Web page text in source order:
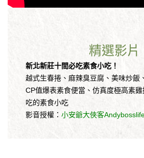
精選影片
新北新莊十間必吃素食小吃！
越式生春捲、麻辣臭豆腐、美味炒飯
CP值爆表素食便當、仿真度極高素
吃的素食小吃
影音授權： 小安爺大俠客